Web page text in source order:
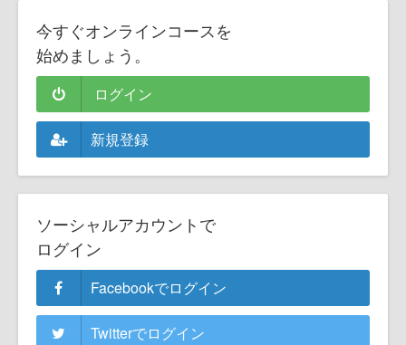
今すぐオンラインコースを
始めましょう。
ログイン
新規登録
ソーシャルアカウントで
ログイン
Facebookでログイン
Twitterでログイン